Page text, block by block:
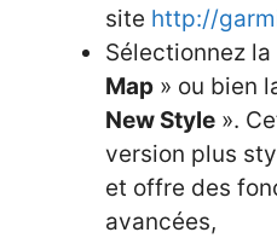
site http://
Sélectionnez la
Map » ou bien
New Style ».
version plus
et offre des
avancées,